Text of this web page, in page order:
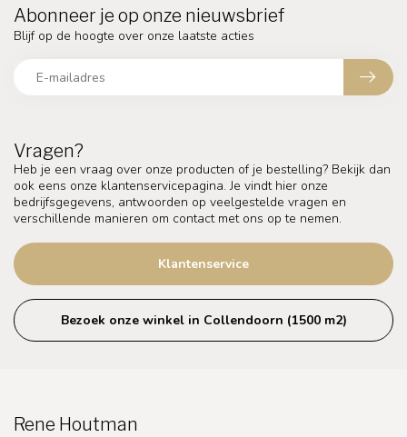
Vragen?
Heb je een vraag over onze producten of je bestelling? Bekijk dan
ook eens onze klantenservicepagina. Je vindt hier onze
bedrijfsgegevens, antwoorden op veelgestelde vragen en
verschillende manieren om contact met ons op te nemen.
Klantenservice
Bezoek onze winkel in Collendoorn (1500 m2)
Abonneer je op onze nieuwsbrief
Blijf op de hoogte over onze laatste acties
Rene Houtman